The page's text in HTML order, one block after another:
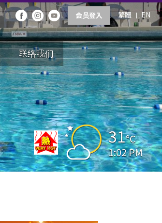
会员登入 繁體 EN
联络我们
31°C
1:02 PM